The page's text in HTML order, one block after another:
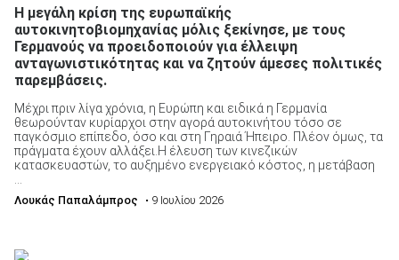
Η μεγάλη κρίση της ευρωπαϊκής
αυτοκινητοβιομηχανίας μόλις ξεκίνησε, με τους
Γερμανούς να προειδοποιούν για έλλειψη
ανταγωνιστικότητας και να ζητούν άμεσες πολιτικές
παρεμβάσεις.
Μέχρι πριν λίγα χρόνια, η Ευρώπη και ειδικά η Γερμανία
θεωρούνταν κυρίαρχοι στην αγορά αυτοκινήτου τόσο σε
παγκόσμιο επίπεδο, όσο και στη Γηραιά Ήπειρο. Πλέον όμως, τα
πράγματα έχουν αλλάξει.Η έλευση των κινεζικών
κατασκευαστών, το αυξημένο ενεργειακό κόστος, η μετάβαση
Λουκάς Παπαλάμπρος • 9 Ιουλίου 2026